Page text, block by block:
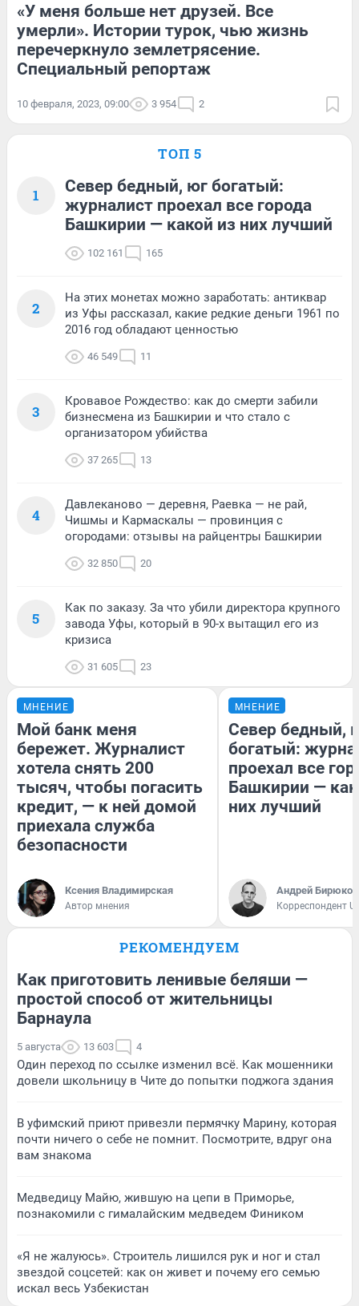
«У меня больше нет друзей. Все
умерли». Истории турок, чью жизнь
перечеркнуло землетрясение.
Специальный репортаж
10 февраля, 2023, 09:00 3 954 2
ТОП 5
1
Север бедный, юг богатый:
журналист проехал все города
Башкирии — какой из них лучший
102 161 165
2
На этих монетах можно заработать: антиквар
из Уфы рассказал, какие редкие деньги 1961 по
2016 год обладают ценностью
46 549 11
3
Кровавое Рождество: как до смерти забили
бизнесмена из Башкирии и что стало с
организатором убийства
37 265 13
4
Давлеканово — деревня, Раевка — не рай,
Чишмы и Кармаскалы — провинция с
огородами: отзывы на райцентры Башкирии
32 850 20
5
Как по заказу. За что убили директора крупного
завода Уфы, который в 90-х вытащил его из
кризиса
31 605 23
МНЕНИЕ
Мой банк меня
бережет. Журналист
хотела снять 200
тысяч, чтобы погасить
кредит, — к ней домой
приехала служба
безопасности
Ксения Владимирская
Автор мнения
МНЕНИЕ
Север бедный,
богатый:
проехал все
Башкирии —
них лучший
Андрей Бирюков
Корреспондент
РЕКОМЕНДУЕМ
Как приготовить ленивые беляши —
простой способ от жительницы
Барнаула
5 августа 13 603 4
Один переход по ссылке изменил всё. Как мошенники
довели школьницу в Чите до попытки поджога здания
В уфимский приют привезли пермячку Марину, которая
почти ничего о себе не помнит. Посмотрите, вдруг она
вам знакома
Медведицу Майю, жившую на цепи в Приморье,
познакомили с гималайским медведем Фиником
«Я не жалуюсь». Строитель лишился рук и ног и стал
звездой соцсетей: как он живет и почему его семью
искал весь Узбекистан